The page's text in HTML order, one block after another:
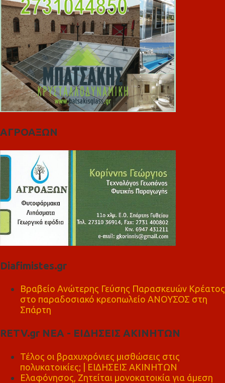
ΑΓΡΟΑΞΩΝ
Diafimistes.gr
Βραβείο Ανώτερης Γεύσης Παρασκευών Κρέατος
στο παραδοσιακό κρεοπωλείο ΑΝΟΥΣΟΣ στη
Σπάρτη
RETV.gr ΝΕΑ - ΕΙΔΗΣΕΙΣ ΑΚΙΝΗΤΩΝ
Τέλος οι βραχυχρόνιες μισθώσεις στις
πολυκατοικίες; | ΕΙΔΗΣΕΙΣ ΑΚΙΝΗΤΩΝ
Ελαφόνησος, Ζητείται μονοκατοικία για άμεση